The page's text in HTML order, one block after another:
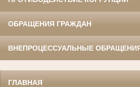
ОБРАЩЕНИЯ ГРАЖДАН
ВНЕПРОЦЕССУАЛЬНЫЕ
ГЛАВНАЯ